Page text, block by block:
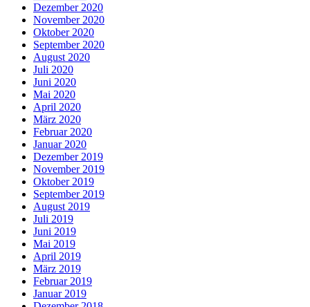
Dezember 2020
November 2020
Oktober 2020
September 2020
August 2020
Juli 2020
Juni 2020
Mai 2020
April 2020
März 2020
Februar 2020
Januar 2020
Dezember 2019
November 2019
Oktober 2019
September 2019
August 2019
Juli 2019
Juni 2019
Mai 2019
April 2019
März 2019
Februar 2019
Januar 2019